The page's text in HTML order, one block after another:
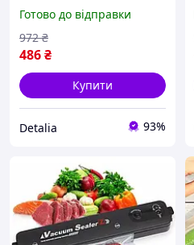
зберігання продуктів,
Вакуумний пакувальник
їжі, TBX
Готово до відправки
486₴
972 ₴
Купити
Detalia 93%